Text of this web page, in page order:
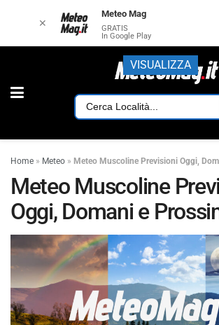
Home » Meteo » Meteo Muscoline Previsioni Oggi,
Meteo Muscoline
Oggi, Domani e
✕
Meteo Mag
GRATIS
In Google Play
VISUALIZZA